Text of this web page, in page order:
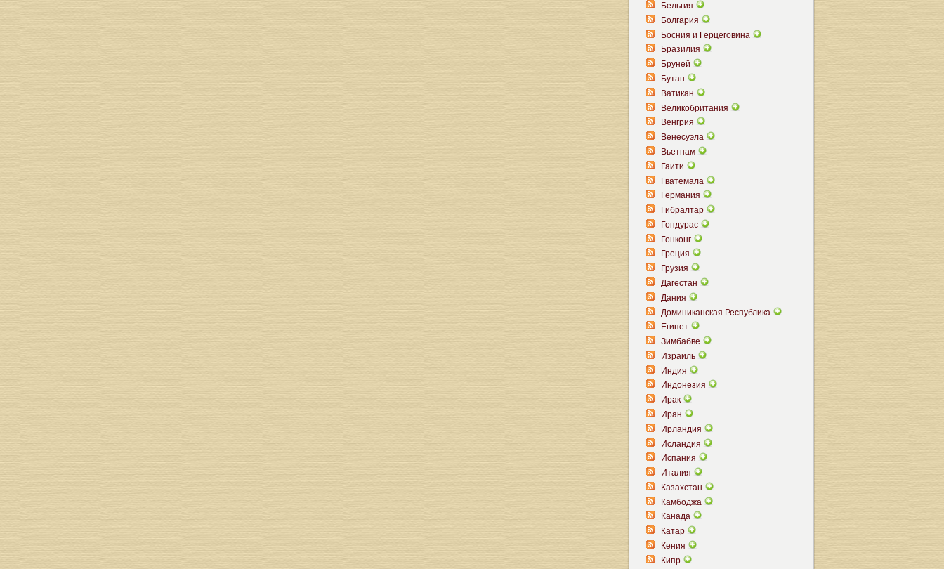
Бельгия
Болгария
Босния и Герцеговина
Бразилия
Бруней
Бутан
Ватикан
Великобритания
Венгрия
Венесуэла
Вьетнам
Гаити
Гватемала
Германия
Гибралтар
Гондурас
Гонконг
Греция
Грузия
Дагестан
Дания
Доминиканская Республика
Египет
Зимбабве
Израиль
Индия
Индонезия
Ирак
Иран
Ирландия
Исландия
Испания
Италия
Казахстан
Камбоджа
Канада
Катар
Кения
Кипр